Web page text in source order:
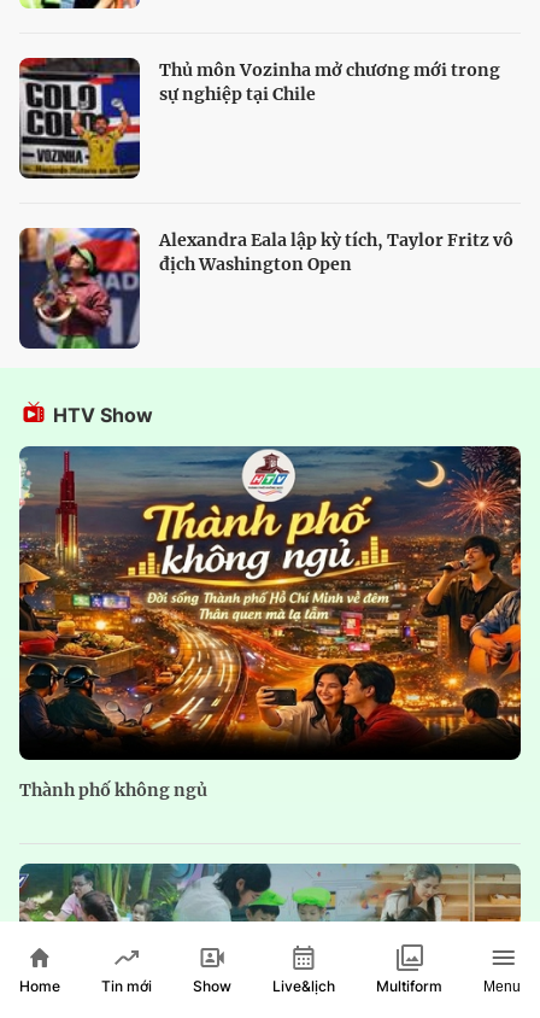
Thủ môn Vozinha mở chương mới trong
sự nghiệp tại Chile
Alexandra Eala lập kỳ tích, Taylor Fritz vô
địch Washington Open
HTV Show
Thành phố không ngủ
Home Tin mới Show Live&lịch Multiform Menu